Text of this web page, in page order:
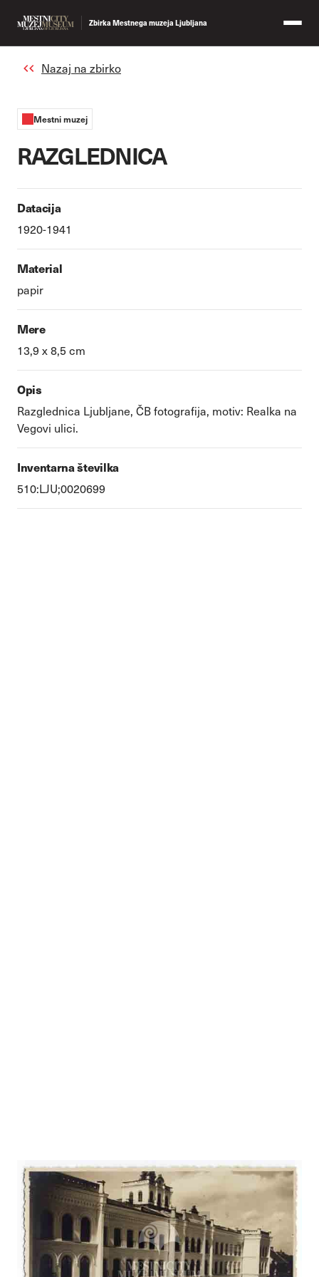
Zbirka Mestnega muzeja Ljubljana
Nazaj na zbirko
Mestni muzej
RAZGLEDNICA
Datacija
1920-1941
Material
papir
Mere
13,9 x 8,5 cm
Opis
Razglednica Ljubljane, ČB fotografija, motiv: Realka na
Vegovi ulici.
Inventarna številka
510:LJU;0020699